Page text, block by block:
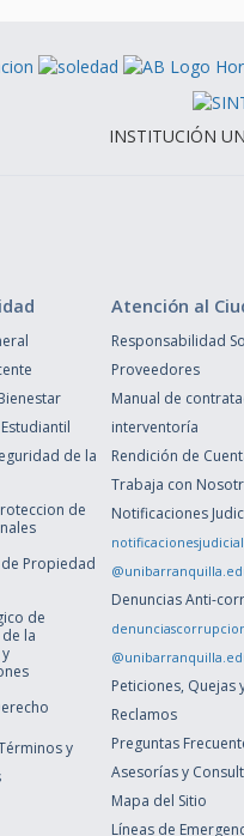
INSTITUCIÓN
de la
de
Propiedad
de
la
y
Atención al
Responsabilidad
Proveedores
Manual de
interventoría
Rendición de
Trabaja con
Notificaciones
Denuncias Anti-
Peticiones, Quejas
Reclamos
Preguntas
Asesorías y
Mapa del Sitio
Líneas de